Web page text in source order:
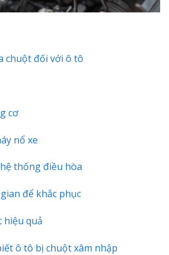
chuột đối với ô tô
cơ
nổ xe
thống điều hòa
để khắc phục
hiệu quả
ô tô bị chuột xâm nhập